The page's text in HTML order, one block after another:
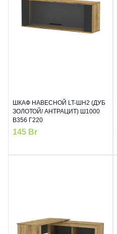
ШКАФ НАВЕСНОЙ LT-ШН2 (ДУБ
ЗОЛОТОЙ/ АНТРАЦИТ) Ш1000
В356 Г220
145 Br